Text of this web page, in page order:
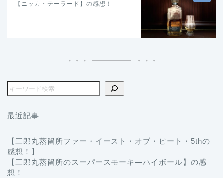
【ニッカ・テーラード】の感想！
最近記事
【三郎丸蒸留所ファー・イースト・オブ・ピート・5thの
感想！】
【三郎丸蒸留所のスーパースモーキ―ハイボール】の感
想！